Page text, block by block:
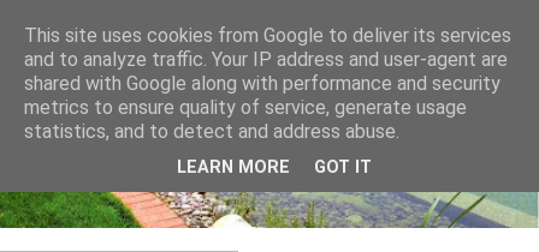
This site uses cookies from Google to deliver its services
and to analyze traffic. Your IP address and user-agent are
shared with Google along with performance and security
metrics to ensure quality of service, generate usage
statistics, and to detect and address abuse.
LEARN MORE GOT IT